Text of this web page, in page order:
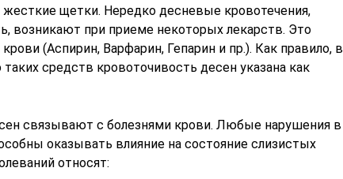
щетки. Нередко десневые кровотечения,
возникают при приеме некоторых лекарств. Это
(Аспирин, Варфарин, Гепарин и пр.). Как правило, в
средств кровоточивость десен указана как
связывают с болезнями крови. Любые нарушения в
оказывать влияние на состояние слизистых
относят: